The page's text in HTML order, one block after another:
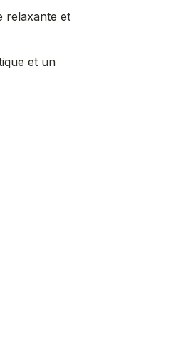
relaxante et
et un